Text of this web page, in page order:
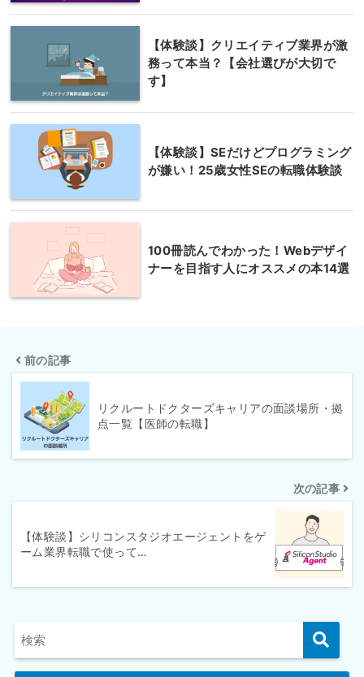
大阪府大阪市浪速区難波中2-10-70
パークスタワー30F
神戸
兵庫県神戸市中央区京町69
三宮第一生命ビルディング 11F
姫路
兵庫県姫路市南駅前町100
姫路パラシオ(パラシオ第2ビル) 4F
奈良県奈良市林小路町8-1
和歌山
和歌山県和歌山市美園町5-1-8
鳥取
島根
島根県松江市朝日町498-6
日進松江ビル2F
広島
広島県広島市南区松原町2-62
広島JPビルディング6F
徳島県徳島市寺島本町西1-7-1
【体験談】クリエイティブ業界が激
務って本当？【会社選びが大切で
す】
【体験談】SEだけどプログラミング
が嫌い！25歳女性SEの転職体験談
100冊読んでわかった！Webデザイ
ナーを目指す人にオススメの本14選
前の記事
リクルートドクターズキャリアの面談場所・拠
点一覧【医師の転職】
次の記事
【体験談】シリコンスタジオエージェントをゲ
ーム業界転職で使って…